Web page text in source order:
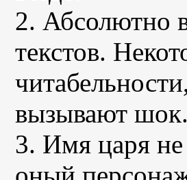
2. Абсолютно
текстов.
вызывают
3. Имя царя не